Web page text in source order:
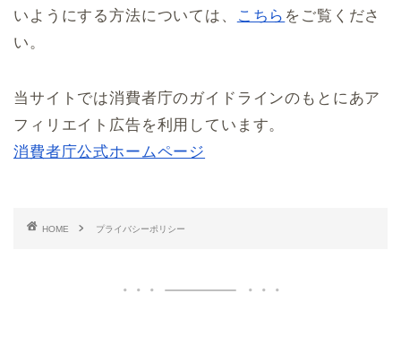
いようにする方法については、
こちら をご覧くださ
い。
当サイトでは消費者庁のガイドラインのもとにあア
フィリエイト広告を利用しています。
消費者庁公式ホームページ
HOME プライバシーポリシー